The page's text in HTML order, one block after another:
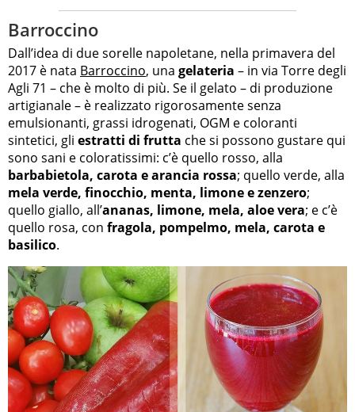
Barroccino
Dall’idea di due sorelle napoletane, nella primavera del
2017 è nata Barroccino, una gelateria – in via Torre degli
Agli 71 – che è molto di più. Se il gelato – di produzione
artigianale – è realizzato rigorosamente senza
emulsionanti, grassi idrogenati, OGM e coloranti
sintetici, gli estratti di frutta che si possono gustare qui
sono sani e coloratissimi: c’è quello rosso, alla
barbabietola, carota e arancia rossa; quello verde, alla
mela verde, finocchio, menta, limone e zenzero;
quello giallo, all’ananas, limone, mela, aloe vera; e c’è
quello rosa, con fragola, pompelmo, mela, carota e
basilico.